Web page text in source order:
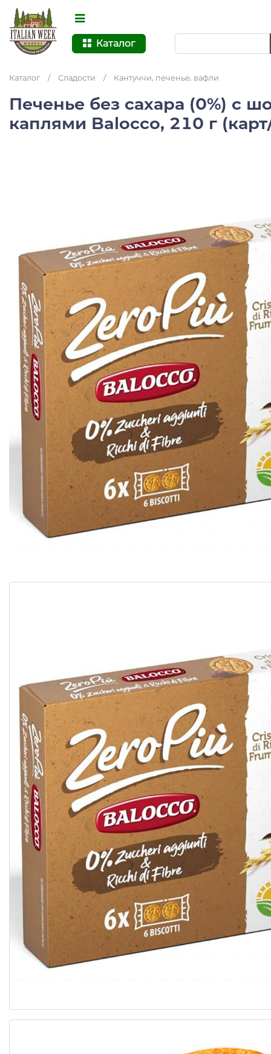
Каталог
Каталог / Сладости / Кантуччи, печенье, вафли
Печенье без сахара (0%) с
каплями Balocco, 210 г